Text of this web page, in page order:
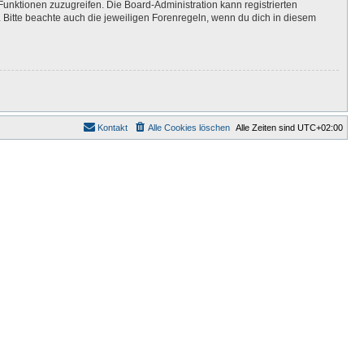
zuzugreifen. Die Board-Administration kann registrierten
beachte auch die jeweiligen Forenregeln, wenn du dich in diesem
Alle Zeiten sind UTC+02:00
Alle Cookies löschen
Kontakt